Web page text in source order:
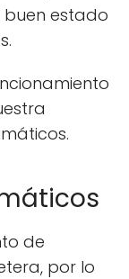
estado
de
por lo